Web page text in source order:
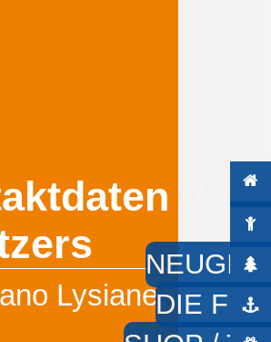
DIE
des
Lysiane